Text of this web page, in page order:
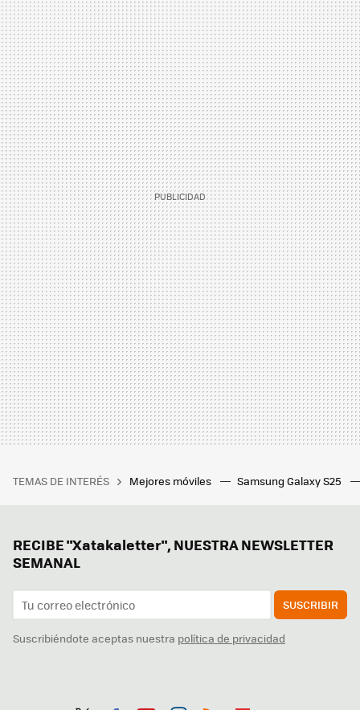
TEMAS DE INTERÉS Mejores móviles Samsung Galaxy S25
RECIBE "Xatakaletter", NUESTRA NEWSLETTER
SEMANAL
SUSCRIBIR
Suscribiéndote aceptas nuestra política de privacidad